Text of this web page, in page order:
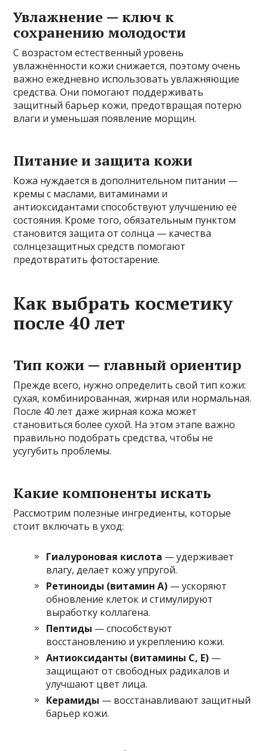
Увлажнение — ключ к
сохранению молодости
С возрастом естественный уровень
увлажнённости кожи снижается, поэтому очень
важно ежедневно использовать увлажняющие
средства. Они помогают поддерживать
защитный барьер кожи, предотвращая потерю
влаги и уменьшая появление морщин.
Питание и защита кожи
Кожа нуждается в дополнительном питании —
кремы с маслами, витаминами и
антиоксидантами способствуют улучшению её
состояния. Кроме того, обязательным пунктом
становится защита от солнца — качества
солнцезащитных средств помогают
предотвратить фотостарение.
Как выбрать косметику
после 40 лет
Тип кожи — главный ориентир
Прежде всего, нужно определить свой тип кожи:
сухая, комбинированная, жирная или нормальная.
После 40 лет даже жирная кожа может
становиться более сухой. На этом этапе важно
правильно подобрать средства, чтобы не
усугубить проблемы.
Какие компоненты искать
Рассмотрим полезные ингредиенты, которые
стоит включать в уход:
Гиалуроновая кислота — удерживает
влагу, делает кожу упругой.
Ретиноиды (витамин A) — ускоряют
обновление клеток и стимулируют
выработку коллагена.
Пептиды — способствуют
восстановлению и укреплению кожи.
Антиоксиданты (витамины C, E) —
защищают от свободных радикалов и
улучшают цвет лица.
Керамиды — восстанавливают защитный
барьер кожи.